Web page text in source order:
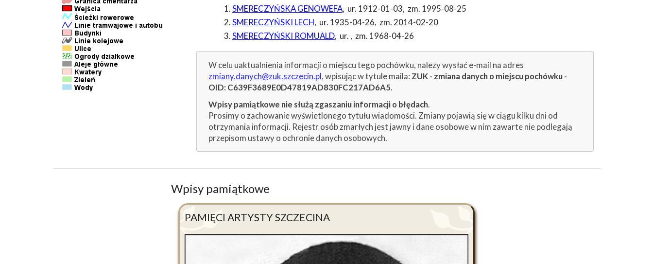
SMERECZYŃSKA GENOWEFA, ur. 1912-01-03, zm. 1995-08-25
SMERECZYŃSKI LECH, ur. 1935-04-26, zm. 2014-02-20
SMERECZYŃSKI ROMUALD, ur. , zm. 1968-04-26
W celu uaktualnienia informacji o miejscu tego pochówku, nalezy wysłać e-mail na adres
zmiany.danych@zuk.szczecin.pl, wpisując w tytule maila: ZUK - zmiana danych o miejscu pochówku -
OID: C639F3689E0D47819AD830FC217AD6A5.
Wpisy pamiątkowe nie służą zgaszaniu informacji o błędach.
Prosimy o zachowanie wyświetlonego tytułu wiadomości. Zmiany pojawią się w ciągu kilku dni od
otrzymania informacji. Rejestr osób zmarłych jest jawny i dane osobowe w nim zawarte nie podlegają
przepisom ustawy o ochronie danych osobowych.
Wpisy pamiątkowe
PAMIĘCI ARTYSTY SZCZECINA